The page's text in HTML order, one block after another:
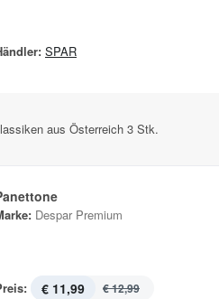
SPAR
aus Österreich 3 Stk.
Despar Premium
€ 11,99 € 12,99